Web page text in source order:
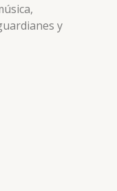
y